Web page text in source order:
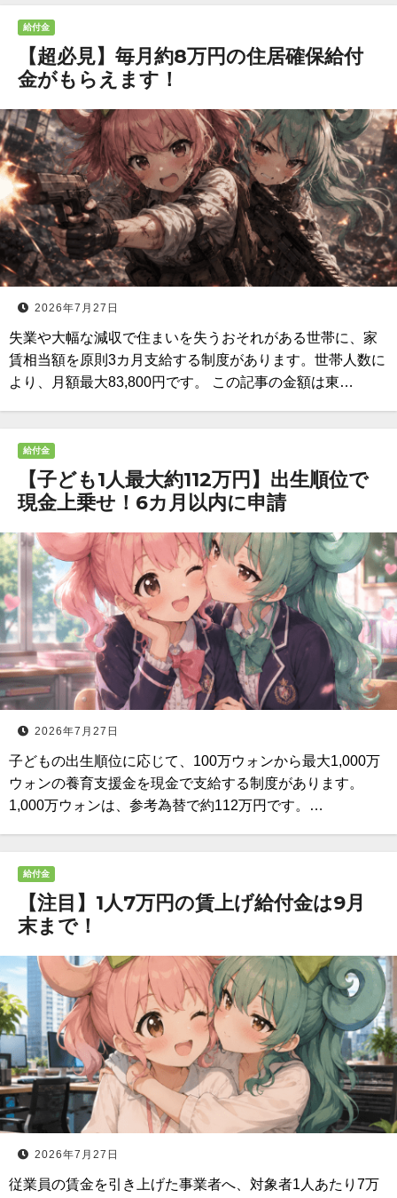
給付金
【超必見】毎月約8万円の住居確保給付
金がもらえます！
2026年7月27日
失業や大幅な減収で住まいを失うおそれがある世帯に、家
賃相当額を原則3カ月支給する制度があります。世帯人数に
より、月額最大83,800円です。 この記事の金額は東…
給付金
【子ども1人最大約112万円】出生順位で
現金上乗せ！6カ月以内に申請
2026年7月27日
子どもの出生順位に応じて、100万ウォンから最大1,000万
ウォンの養育支援金を現金で支給する制度があります。
1,000万ウォンは、参考為替で約112万円です。…
給付金
【注目】1人7万円の賃上げ給付金は9月
末まで！
2026年7月27日
従業員の賃金を引き上げた事業者へ、対象者1人あたり7万